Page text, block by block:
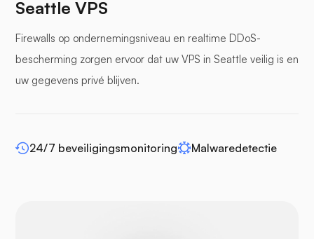
bufferpanelen
WP-extendify
Seattle VPS
Firewalls op ondernemingsniveau en realtime DDoS-
bescherming zorgen ervoor dat uw VPS in Seattle veilig is en
uw gegevens privé blijven.
24/7 beveiligingsmonitoring Malwaredetectie